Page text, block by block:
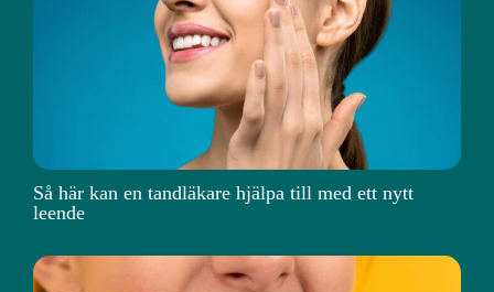
Så här kan en tandläkare hjälpa till med ett nytt
leende